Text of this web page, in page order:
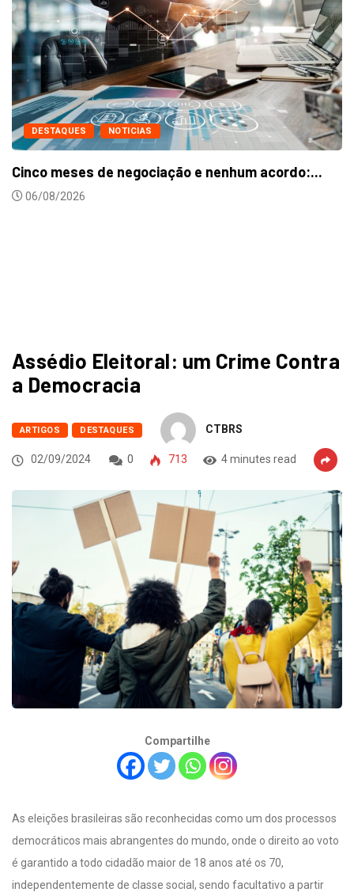
24/07/2026
Assédio Eleitoral: um Crime Contra
a Democracia
ARTIGOS DESTAQUES CTBRS
02/09/2024 0 713 4 minutes read
Compartilhe
As eleições brasileiras são reconhecidas como um dos processos
democráticos mais abrangentes do mundo, onde o direito ao voto
é garantido a todo cidadão maior de 18 anos até os 70,
independentemente de classe social, sendo facultativo a partir